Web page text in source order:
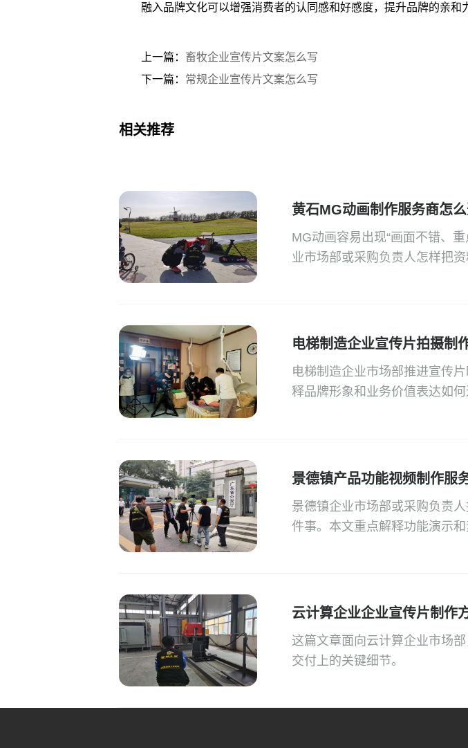
融入品牌文化可以增强消费者的认同感和好感度，提升品牌的亲和
上一篇： 畜牧企业宣传片文案怎么写
下一篇： 常规企业宣传片文案怎么写
相关推荐
黄石MG动画制作服务商怎么
MG动画容易出现“画面不错、
业市场部或采购负责人怎样把
电梯制造企业宣传片拍摄制
电梯制造企业市场部推进宣传
释品牌形象和业务价值表达如何
景德镇产品功能视频制作服
景德镇企业市场部或采购负责
件事。本文重点解释功能演示
云计算企业企业宣传片制作
这篇文章面向云计算企业市场
交付上的关键细节。